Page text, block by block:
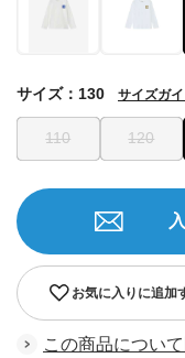
110 120
サイズ：130 サイズガ
お気に入りに追加
この商品につい